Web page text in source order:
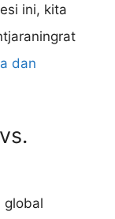
ini, kita
dan
global